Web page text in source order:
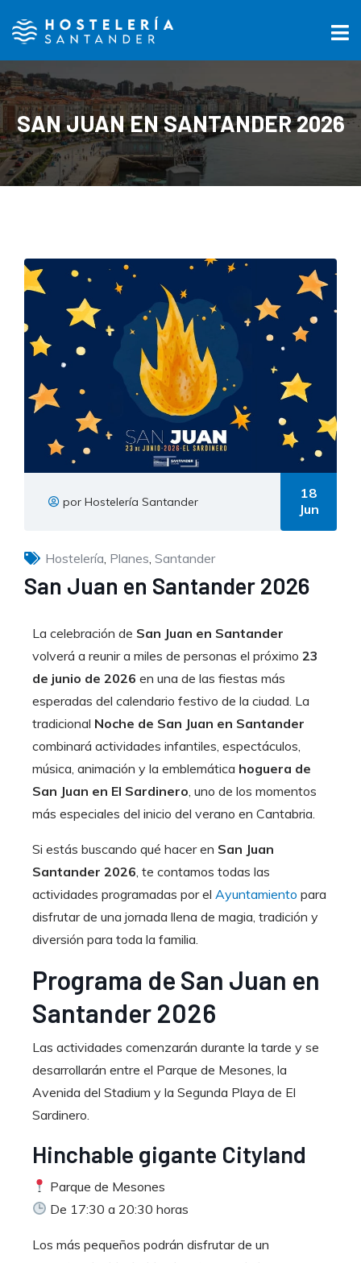
SAN JUAN EN SANTANDER 2026
por Hostelería Santander
18
Jun
Hostelería Planes Santander
San Juan en Santander 2026
La celebración de San Juan en Santander
volverá a reunir a miles de personas el próximo 23
de junio de 2026 en una de las fiestas más
esperadas del calendario festivo de la ciudad. La
tradicional Noche de San Juan en Santander
combinará actividades infantiles, espectáculos,
música, animación y la emblemática hoguera de
San Juan en El Sardinero , uno de los momentos
más especiales del inicio del verano en Cantabria.
Si estás buscando qué hacer en San Juan
Santander 2026 , te contamos todas las
actividades programadas por el Ayuntamiento para
disfrutar de una jornada llena de magia, tradición y
diversión para toda la familia.
Programa de San Juan en
Santander 2026
Las actividades comenzarán durante la tarde y se
desarrollarán entre el Parque de Mesones, la
Avenida del Stadium y la Segunda Playa de El
Sardinero.
Hinchable gigante Cityland
Parque de Mesones
De 17:30 a 20:30 horas
Los más pequeños podrán disfrutar de un